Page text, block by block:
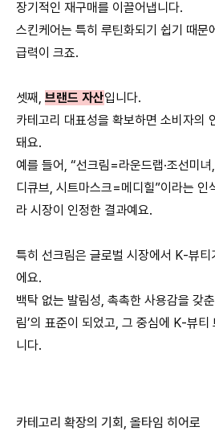
장기적인 재구매를 이끌어냅니다.
스킨케어는 특히 루틴화되기 쉽기 때문
급력이 크죠.
셋째, 브랜드 자산입니다.
카테고리 대표성을 확보하면 소비자의
돼요.
예를 들어, “선크림=라운드랩·조선미
디큐브, 시트마스크=메디힐”이라는 인
라 시장이 인정한 결과예요.
특히 선크림은 글로벌 시장에서 K-뷰티
에요.
백탁 없는 발림성, 촉촉한 사용감을 갖
림’의 표준이 되었고, 그 중심에 K-뷰티
니다.
카테고리 확장의 기회, 올타임 히어로